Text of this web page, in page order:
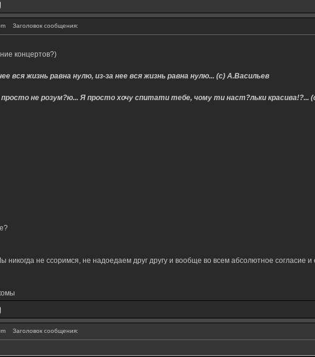
Заголовок сообщения:
концертов?)
вся жизнь равна нулю, из-за нее вся жизнь равна нулю... (с) А.Васильев
не розум?ю... Я просто хочу спитати тебе, чому ти наст?льки красива!?...
никогда не ссоримся, не надоедаем друг другу и вообще во всем абсолютное согласие и
Заголовок сообщения: